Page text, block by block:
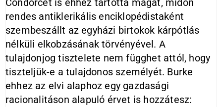
Condorcet is ehhez tartotta magát, midőn
rendes antiklerikális enciklopédistaként
szembeszállt az egyházi birtokok kárpótlás
nélküli elkobzásának törvényével. A
tulajdonjog tisztelete nem függhet attól, hogy
tiszteljük-e a tulajdonos személyét. Burke
ehhez az elvi alaphoz egy gazdasági
racionalitáson alapuló érvet is hozzátesz: